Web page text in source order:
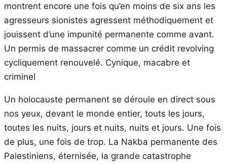
montrent encore une fois qu’en moins de six ans les
agresseurs sionistes agressent méthodiquement et
jouissent d’une impunité permanente comme avant.
Un permis de massacrer comme un crédit revolving
cycliquement renouvelé. Cynique, macabre et
criminel
Un holocauste permanent se déroule en direct sous
nos yeux, devant le monde entier, touts les jours,
toutes les nuits, jours et nuits, nuits et jours. Une fois
de plus, une fois de trop. La Nakba permanente des
Palestiniens, éternisée, la grande catastrophe